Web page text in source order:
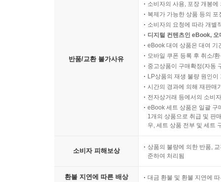
반품/교환 불가사유
소비자의 사용, 포장 개봉
복제가 가능한 상품 등의
소비자의 요청에 따라 개별
디지털 컨텐츠인 eBook,
eBook 대여 상품은 대여 기
모바일 쿠폰 등록 후 취소/
중고상품이 구매확정(자동
LP상품의 재생 불량 원인
시간의 경과에 의해 재판매
전자상거래 등에서의 소비
eBook 세트 상품은 일괄 구
1개의 상품으로 취급 및 판
우, 세트 상품 전부 및 세트
소비자 피해보상
상품의 불량에 의한 반품,
준하여 처리됨
환불 지연에 따른 배상 대금 환불 및 환불 지연에